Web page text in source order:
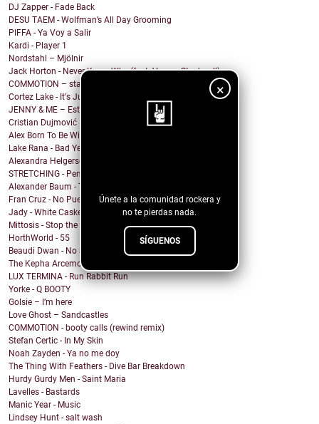
×
Únete a la comunidad rockera y
no te pierdas nada.
SÍGUENOS
DJ Zapper - Fade Back
DESU TAEM - Wolfman’s All Day Grooming
PIFFA - Ya Voy a Salir
Kardi - Player 1
Nordstahl – Mjölnir
Jack Horton - Never Know Why (feat. Vesper Stockwell)
COMMOTION – stargazing
Cortez Lake - It's Just Me
JENNY & ME – Estate
Cristian Dujmović – Fin de un mundo
Alex Born To Be Wild - Nice Girls
Lake Rana - Bad Year
Alexandra Helgerson - We're Never Going Out
STRETCHING - Pencil Me In
Alexander Baum - Träume
Fran Cruz - No Puedo
Jady - White Casket
Mittosis - Stop the questions
HorthWorld - 55
Beaudi Dwan - No Sense To Me
The Kepha Arcemont Experiment - Southern Boy
LUX TERMINA - Run Rabbit Run
Yorke - Q BOOTY
Golsie – I’m here
Love Ghost – Sandcastles
COMMOTION - booty calls (rewind remix)
Stefan Certic - In My Skin
Noah Zayden - Ya no me doy
The Thing With Feathers - Dive Bar Breakdown
Hurdy Gurdy Men - Saint Maria
Lavelles - Bastards
Manic Year - Music
Lindsey Hunt - salt wash